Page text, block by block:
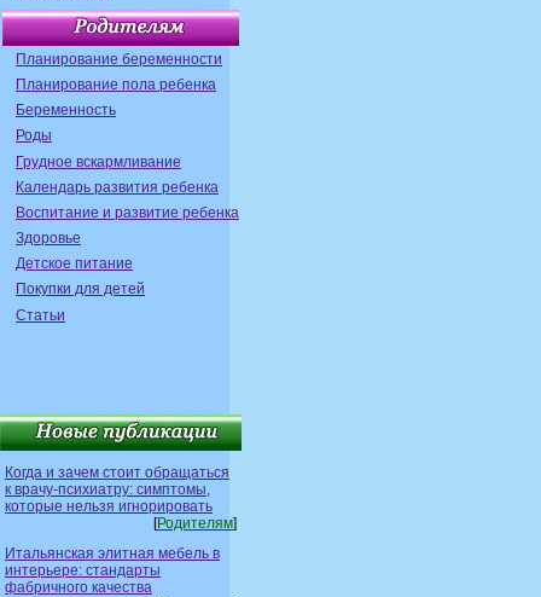
Планирование беременности
Планирование пола ребенка
Беременность
Роды
Грудное вскармливание
Календарь развития ребенка
Воспитание и развитие ребенка
Здоровье
Детское питание
Покупки для детей
Статьи
Когда и зачем стоит обращаться
к врачу-психиатру: симптомы,
которые нельзя игнорировать
[Родителям]
Итальянская элитная мебель в
интерьере: стандарты
фабричного качества